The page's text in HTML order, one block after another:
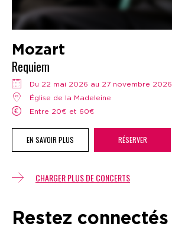
Mozart
Requiem
Du 22 mai 2026 au 27 novembre 2026
Église de la Madeleine
Entre 20€ et 60€
EN SAVOIR PLUS RÉSERVER
CHARGER PLUS DE CONCERTS
Restez connectés